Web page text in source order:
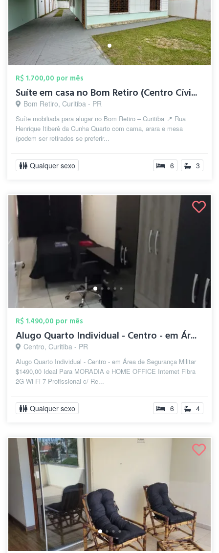
R$ 1.700,00 por mês
Suíte em casa no Bom Retiro (Centro Cívi...
Bom Retiro, Curitiba - PR
Suíte mobiliada para alugar no Bom Retiro – Curitiba 📍 Rua
Henrique Itiberê da Cunha Quarto com cama, arara e mesa
(podem ser retirados se preferir...
Qualquer sexo 6 3
R$ 1.490,00 por mês
Alugo Quarto Individual - Centro - em Ár...
Centro, Curitiba - PR
Alugo Quarto Individual - Centro - em Área de Segurança Militar
$1490,00 Ideal Para MORADIA e HOME OFFICE Internet Fibra
2G Wi-Fi 7 Profissional c/ Re...
Qualquer sexo 6 4